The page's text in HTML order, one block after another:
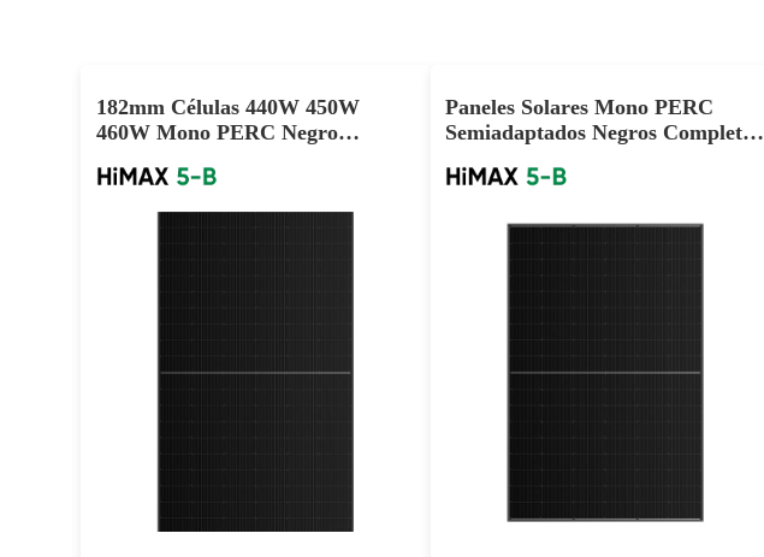
182mm Células 440W 450W
460W Mono PERC Negro
Paneles Solares Mono PERC
Semiadaptados Negros Completos
Mayor
405-425W